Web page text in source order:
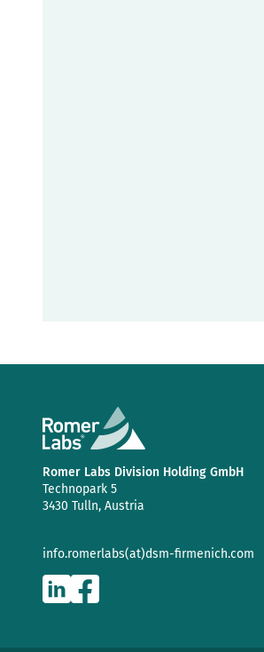
Romer Labs Division Holding GmbH
Technopark 5
3430 Tulln, Austria
info.romerlabs(at)dsm-firmenich.com